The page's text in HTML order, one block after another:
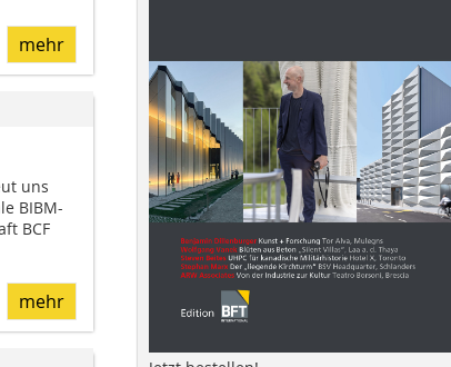
mehr
uns
BIBM-
BCF 
mehr